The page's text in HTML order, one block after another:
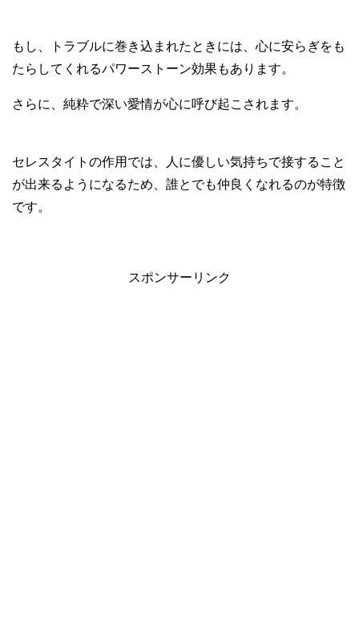
もし、トラブルに巻き込まれたときには、心に安らぎをも
たらしてくれるパワーストーン効果もあります。
さらに、純粋で深い愛情が心に呼び起こされます。
セレスタイトの作用では、人に優しい気持ちで接すること
が出来るようになるため、誰とでも仲良くなれるのが特徴
です。
スポンサーリンク